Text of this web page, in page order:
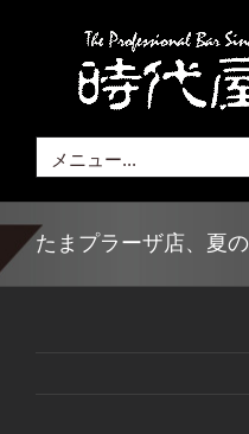
メニュー...
たまプラーザ店、夏